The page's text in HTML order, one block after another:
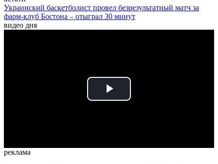
Украинский баскетболист провел безрезультатный матч за
фарм-клуб Бостона – отыграл 30 минут
видео дня
Play
реклама